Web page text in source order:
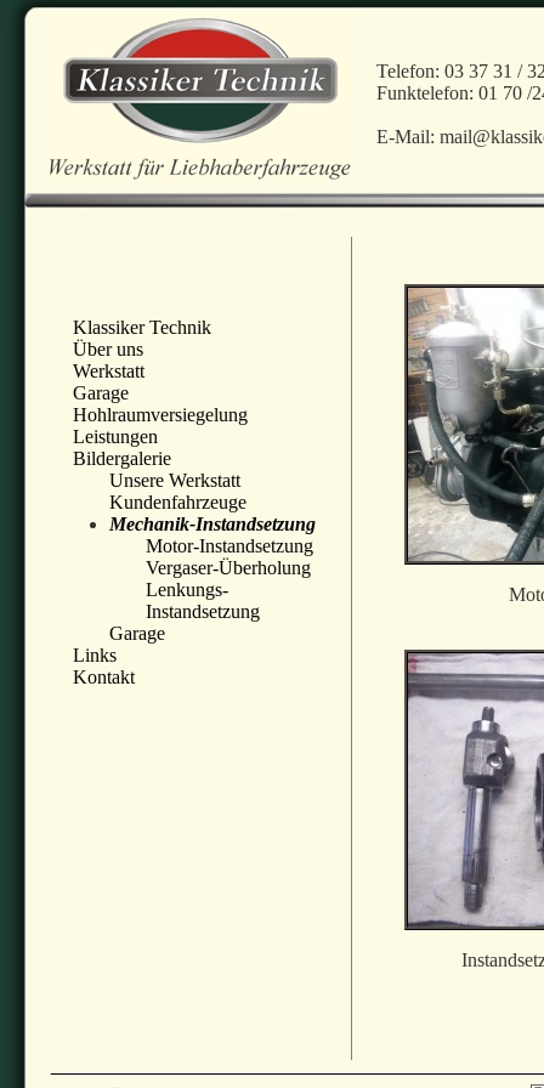
Telefon: 03 37 31 /
Funktelefon: 01 70 /
E-Mail:
Klassiker Technik
Über uns
Werkstatt
Garage
Hohlraumversiegelung
Leistungen
Bildergalerie
Unsere Werkstatt
Kundenfahrzeuge
Mechanik-Instandsetzung
Motor-Instandsetzung
Vergaser-Überholung
Lenkungs-
Instandsetzung
Garage
Links
Kontakt